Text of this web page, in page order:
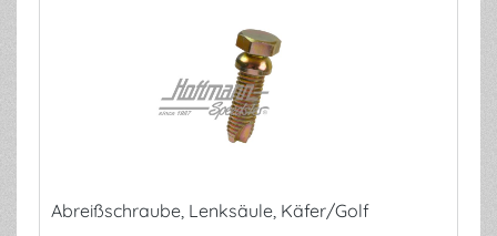
Abreißschraube, Lenksäule, Käfer/Golf